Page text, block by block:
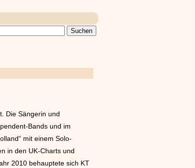
Die Sängerin und
Bands und im
mit einem Solo-
in den UK-Charts und
2010 behauptete sich KT